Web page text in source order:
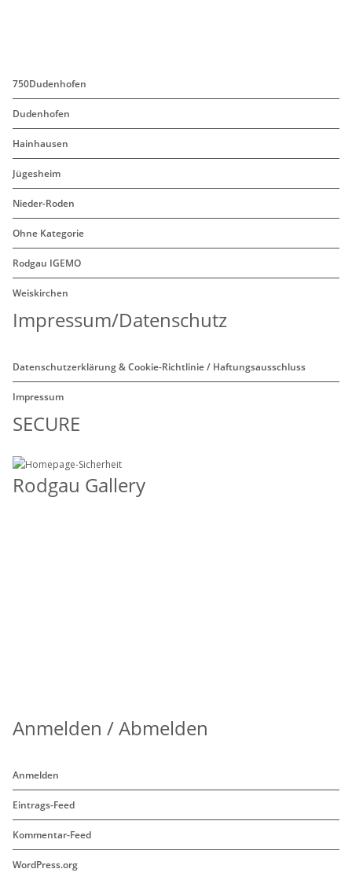
k
750Dudenhofen
Dudenhofen
Hainhausen
Jügesheim
Nieder-Roden
Ohne Kategorie
Rodgau IGEMO
Weiskirchen
Impressum/Datenschutz
Datenschutzerklärung & Cookie-Richtlinie / Haftungsausschluss
Impressum
SECURE
Rodgau Gallery
Anmelden / Abmelden
Anmelden
Eintrags-Feed
Kommentar-Feed
WordPress.org